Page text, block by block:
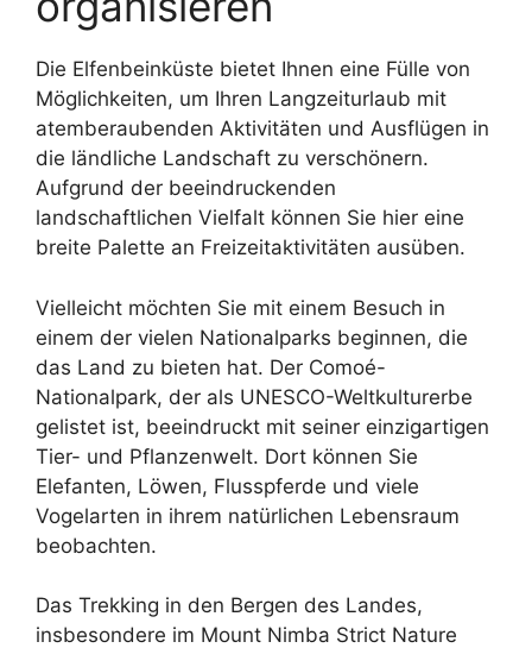
Die Elfenbeinküste bietet Ihnen eine Fülle von
Möglichkeiten, um Ihren Langzeiturlaub mit
atemberaubenden Aktivitäten und Ausflügen in
die ländliche Landschaft zu verschönern.
Aufgrund der beeindruckenden
landschaftlichen Vielfalt können Sie hier eine
breite Palette an Freizeitaktivitäten ausüben.
Vielleicht möchten Sie mit einem Besuch in
einem der vielen Nationalparks beginnen, die
das Land zu bieten hat. Der Comoé-
Nationalpark, der als UNESCO-Weltkulturerbe
gelistet ist, beeindruckt mit seiner einzigartigen
Tier- und Pflanzenwelt. Dort können Sie
Elefanten, Löwen, Flusspferde und viele
Vogelarten in ihrem natürlichen Lebensraum
beobachten.
Das Trekking in den Bergen des Landes,
insbesondere im Mount Nimba Strict Nature